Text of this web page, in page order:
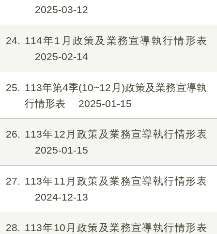
2025-03-12
24
114年1月政策及業務宣導執行情形表
2025-02-14
25
113年第4季(10~12月)政策及業務宣導執
行情形表
2025-01-15
26
113年12月政策及業務宣導執行情形表
2025-01-15
27
113年11月政策及業務宣導執行情形表
2024-12-13
28
113年10月政策及業務宣導執行情形表